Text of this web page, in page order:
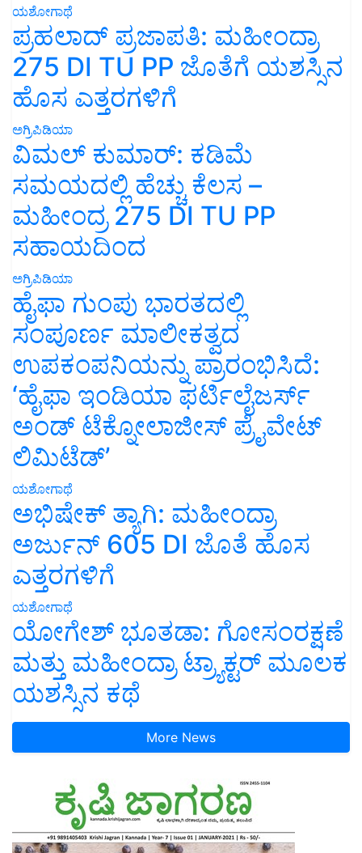
ಯಶೋಗಾಥೆ
ಪ್ರಹಲಾದ್ ಪ್ರಜಾಪತಿ: ಮಹೀಂದ್ರಾ
275 DI TU PP ಜೊತೆಗೆ ಯಶಸ್ಸಿನ
ಹೊಸ ಎತ್ತರಗಳಿಗೆ
ಅಗ್ರಿಪಿಡಿಯಾ
ವಿಮಲ್ ಕುಮಾರ್: ಕಡಿಮೆ
ಸಮಯದಲ್ಲಿ ಹೆಚ್ಚು ಕೆಲಸ –
ಮಹೀಂದ್ರ 275 DI TU PP
ಸಹಾಯದಿಂದ
ಅಗ್ರಿಪಿಡಿಯಾ
ಹೈಫಾ ಗುಂಪು ಭಾರತದಲ್ಲಿ
ಸಂಪೂರ್ಣ ಮಾಲೀಕತ್ವದ
ಉಪಕಂಪನಿಯನ್ನು ಪ್ರಾರಂಭಿಸಿದೆ:
‘ಹೈಫಾ ಇಂಡಿಯಾ ಫರ್ಟಿಲೈಜರ್ಸ್
ಅಂಡ್ ಟೆಕ್ನೋಲಾಜೀಸ್ ಪ್ರೈವೇಟ್
ಲಿಮಿಟೆಡ್’
ಯಶೋಗಾಥೆ
ಅಭಿಷೇಕ್ ತ್ಯಾಗಿ: ಮಹೀಂದ್ರಾ
ಅರ್ಜುನ್ 605 DI ಜೊತೆ ಹೊಸ
ಎತ್ತರಗಳಿಗೆ
ಯಶೋಗಾಥೆ
ಯೋಗೇಶ್ ಭೂತಡಾ: ಗೋಸಂರಕ್ಷಣೆ
ಮತ್ತು ಮಹೀಂದ್ರಾ ಟ್ರ್ಯಾಕ್ಟರ್ ಮೂಲಕ
ಯಶಸ್ಸಿನ ಕಥೆ
More News